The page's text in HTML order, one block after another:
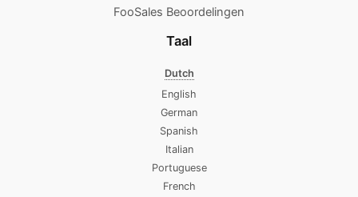
FooSales Beoordelingen
Taal
Dutch
English
German
Spanish
Italian
Portuguese
French